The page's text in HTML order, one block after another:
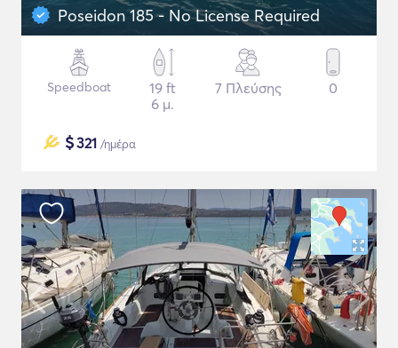
Poseidon 185 - No License Required
Speedboat
19 ft
6 μ.
7 Πλεύσης 0
$321 /ημέρα